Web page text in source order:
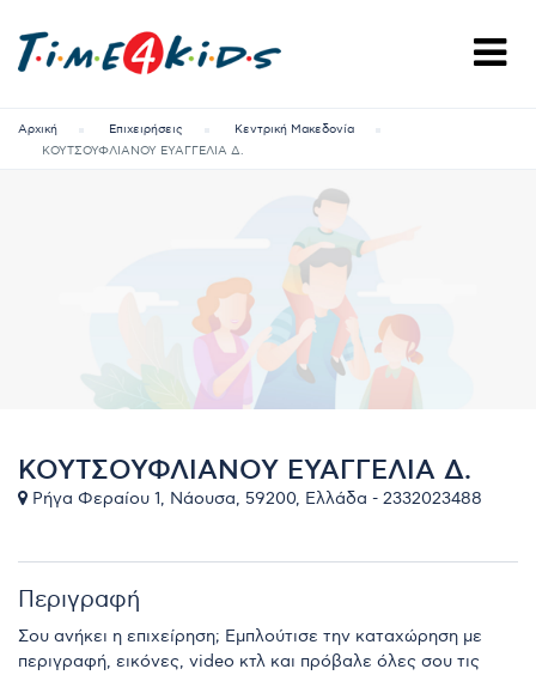
Αρχική Επιχειρήσεις
Κεντρική Μακεδονία
ΚΟΥΤΣΟΥΦΛΙΑΝΟΥ ΕΥΑΓΓΕΛΙΑ Δ.
ΚΟΥΤΣΟΥΦΛΙΑΝΟΥ ΕΥΑΓΓΕΛΙΑ Δ.
Ρήγα Φεραίου 1, Νάουσα, 59200, Ελλάδα - 2332023488
Περιγραφή
Σου ανήκει η επιχείρηση; Εμπλούτισε την καταχώρηση με
περιγραφή, εικόνες, video κτλ και πρόβαλε όλες σου τις